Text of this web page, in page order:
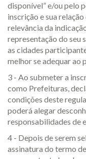
disponível” e/ou pelo
inscrição e sua
relevância da
representação do seu
as cidades
melhor se adequar ao
3 - Ao submeter a
como Prefeituras,
condições deste
poderá alegar
responsabilidades de
4 - Depois de serem
assinatura do termo